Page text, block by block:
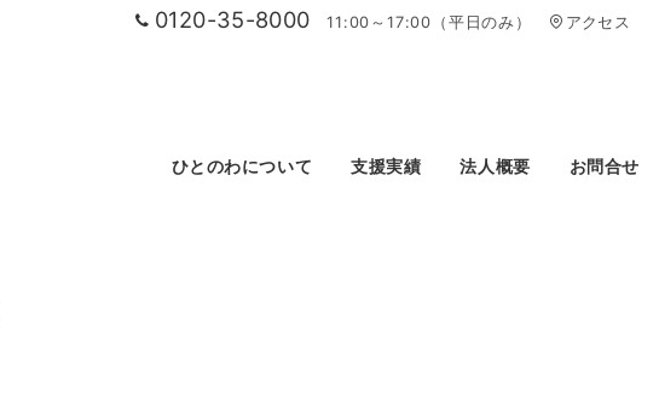
0120-35-8000 11:00～17:00（平日のみ） アクセス
ひとのわについて 支援実績 法人概要 お問合せ